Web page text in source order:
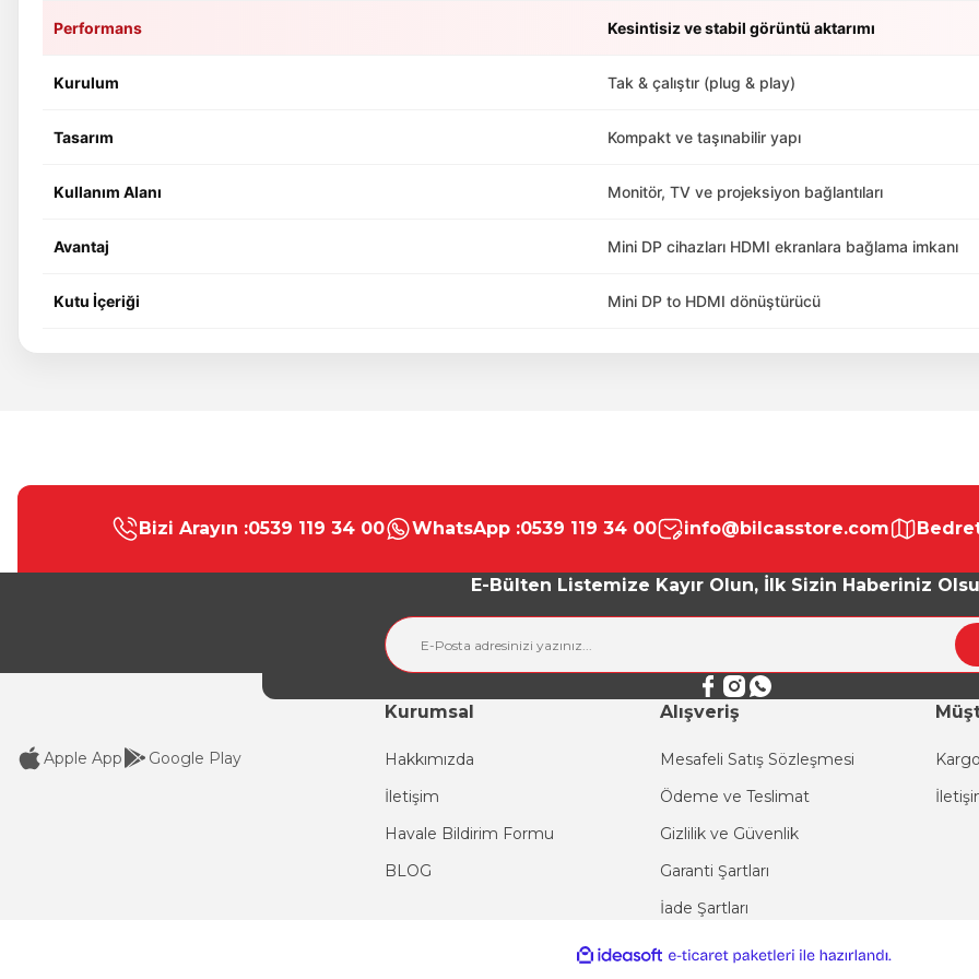
Performans Kesintisiz ve stabil görüntü aktarımı
Kurulum Tak & çalıştır (plug & play)
Tasarım Kompakt ve taşınabilir yapı
Kullanım Alanı Monitör, TV ve projeksiyon bağlantıları
Avantaj Mini DP cihazları HDMI ekranlara bağlama imkanı
Kutu İçeriği Mini DP to HDMI dönüştürücü
Görüş ve önerileriniz için teşekkür ederiz.
Ürün resmi kalitesiz, bozuk veya görüntülenemiyor.
Ürün açıklamasında eksik bilgiler bulunuyor.
Gönder
Bizi Arayın :0539 119 34 00 WhatsApp :0539 119 34 00 info@bilcasstore.com
E-Bülten Listemize Kayır Olun, İlk Sizin Haberiniz
Apple App Google Play
Kurumsal
Hakkımızda
İletişim
Havale Bildirim Formu
BLOG
Alışveriş
Mesafeli Satış Sözleşmesi
Ödeme ve Teslimat
Gizlilik ve Güvenlik
Garanti Şartları
İade Şartları
ideasoft
e-